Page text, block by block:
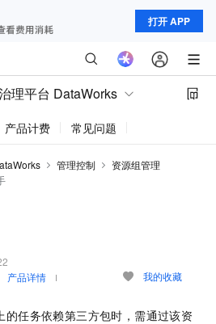
打开 APP
理平台 DataWorks
产品计费 常见问题
管理控制
资源组管理
产品详情 我的收藏
的任务依赖第三方包时，需通过该资